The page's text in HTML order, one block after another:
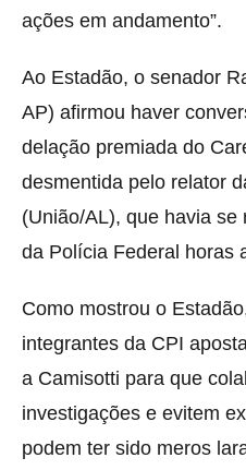
ações em andamento”.
Ao Estadão, o senador
AP) afirmou haver
delação premiada do
desmentida pelo relator
(União/AL), que havia
da Polícia Federal horas
Como mostrou o
integrantes da CPI
a Camisotti para que
investigações e evitem
podem ter sido meros